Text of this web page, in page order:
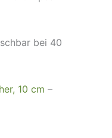
bei 40
10 cm –